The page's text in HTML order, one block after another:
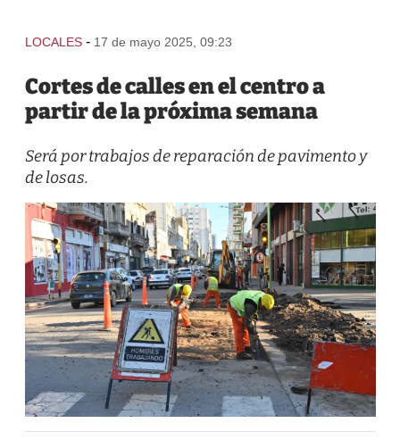
LOCALES - 17 de mayo 2025, 09:23
Cortes de calles en el centro a
partir de la próxima semana
Será por trabajos de reparación de pavimento y
de losas.